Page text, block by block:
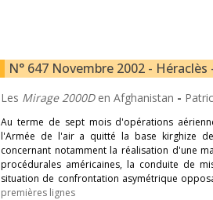
N° 647 Novembre 2002 - Héraclès
Les Mirage 2000Den Afghanistan -
Au terme de sept mois d'opérations
l'Armée de l'air a quitté la base kirghize de
concernant notamment la réalisation d'une
procédurales américaines, la conduite de
situation de confrontation asymétrique
premières lignes